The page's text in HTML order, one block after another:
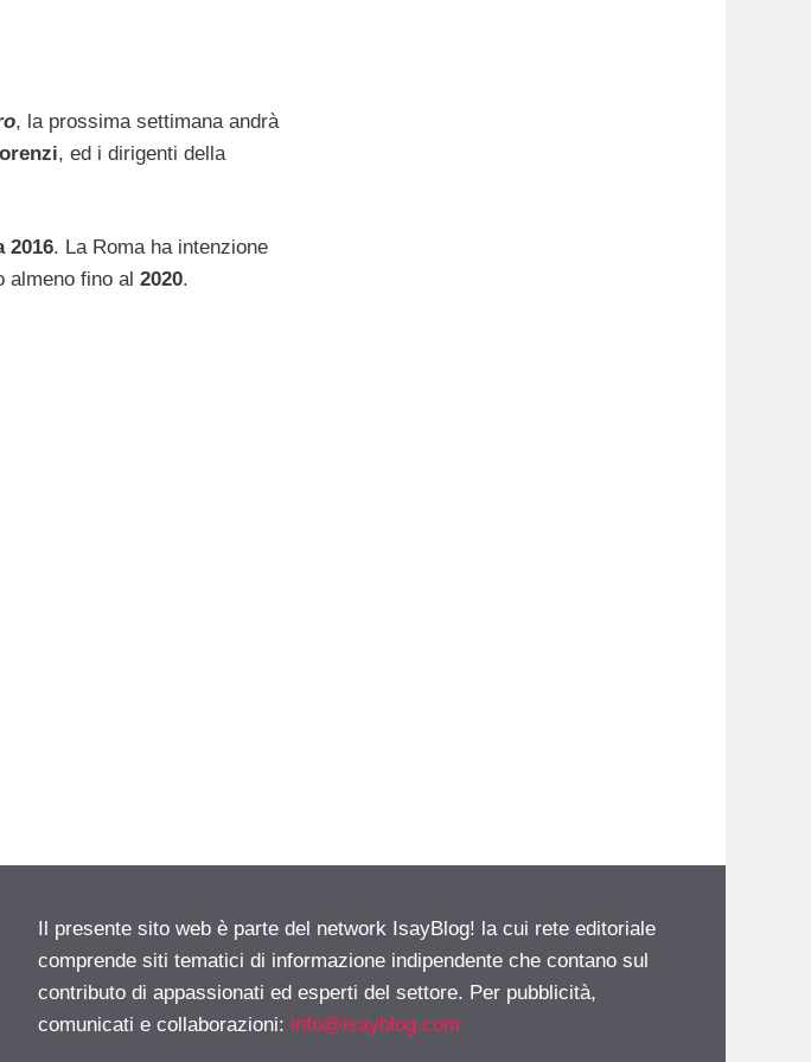
, la prossima settimana andrà
, ed i dirigenti della
2016. La Roma ha intenzione
almeno fino al 2020.
Il presente sito web è parte del network IsayBlog! la cui rete editoriale
comprende siti tematici di informazione indipendente che contano sul
contributo di appassionati ed esperti del settore. Per pubblicità,
comunicati e collaborazioni: info@isayblog.com